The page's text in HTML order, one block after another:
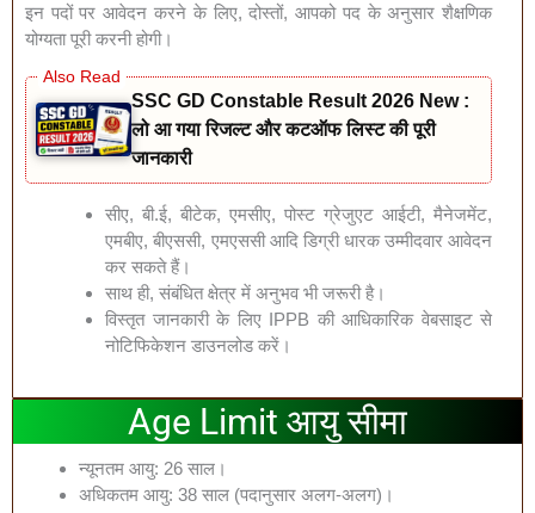
इन पदों पर आवेदन करने के लिए, दोस्तों, आपको पद के अनुसार शैक्षणिक
योग्यता पूरी करनी होगी।
SSC GD Constable Result 2026 New :
लो आ गया रिजल्ट और कटऑफ लिस्ट की पूरी
जानकारी
सीए, बी.ई, बीटेक, एमसीए, पोस्ट ग्रेजुएट आईटी, मैनेजमेंट,
एमबीए, बीएससी, एमएससी आदि डिग्री धारक उम्मीदवार आवेदन
कर सकते हैं।
साथ ही, संबंधित क्षेत्र में अनुभव भी जरूरी है।
विस्तृत जानकारी के लिए IPPB की आधिकारिक वेबसाइट से
नोटिफिकेशन डाउनलोड करें।
Age Limit आयु सीमा
न्यूनतम आयु: 26 साल।
अधिकतम आयु: 38 साल (पदानुसार अलग-अलग)।